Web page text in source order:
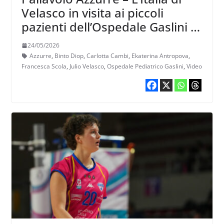
Velasco in visita ai piccoli
pazienti dell’Ospedale Gaslini di
Genova
24/05/2026
Azzurre, Binto Diop, Carlotta Cambi, Ekaterina Antropova,
Francesca Scola, Julio Velasco, Ospedale Pediatrico Gaslini, Video